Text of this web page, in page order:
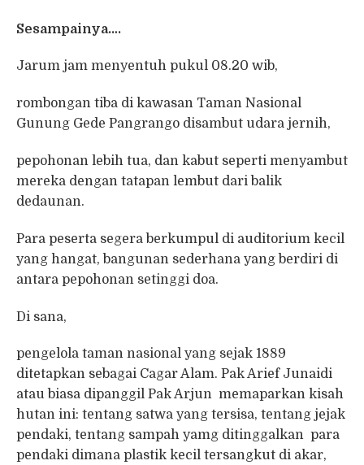
Sesampainya….
Jarum jam menyentuh pukul 08.20 wib,
rombongan tiba di kawasan Taman Nasional
Gunung Gede Pangrango disambut udara jernih,
pepohonan lebih tua, dan kabut seperti menyambut
mereka dengan tatapan lembut dari balik
dedaunan.
Para peserta segera berkumpul di auditorium kecil
yang hangat, bangunan sederhana yang berdiri di
antara pepohonan setinggi doa.
Di sana,
pengelola taman nasional yang sejak 1889
ditetapkan sebagai Cagar Alam. Pak Arief Junaidi
atau biasa dipanggil Pak Arjun memaparkan kisah
hutan ini: tentang satwa yang tersisa, tentang jejak
pendaki, tentang sampah yamg ditinggalkan para
pendaki dimana plastik kecil tersangkut di akar,